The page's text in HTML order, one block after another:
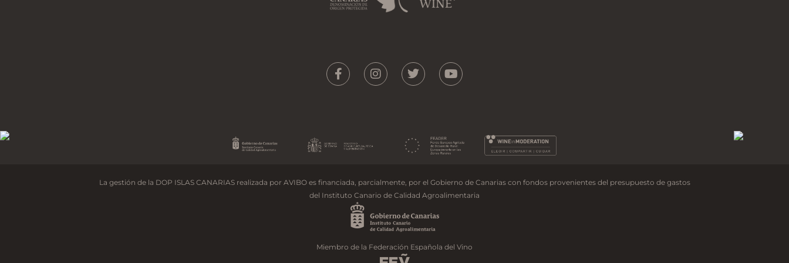
La gestión de la DOP ISLAS CANARIAS realizada por AVIBO es financiada, parcialmente, por el Gobierno de Canarias con fondos provenientes del presupuesto de gastos
del Instituto Canario de Calidad Agroalimentaria
Miembro de la Federación Española del Vino